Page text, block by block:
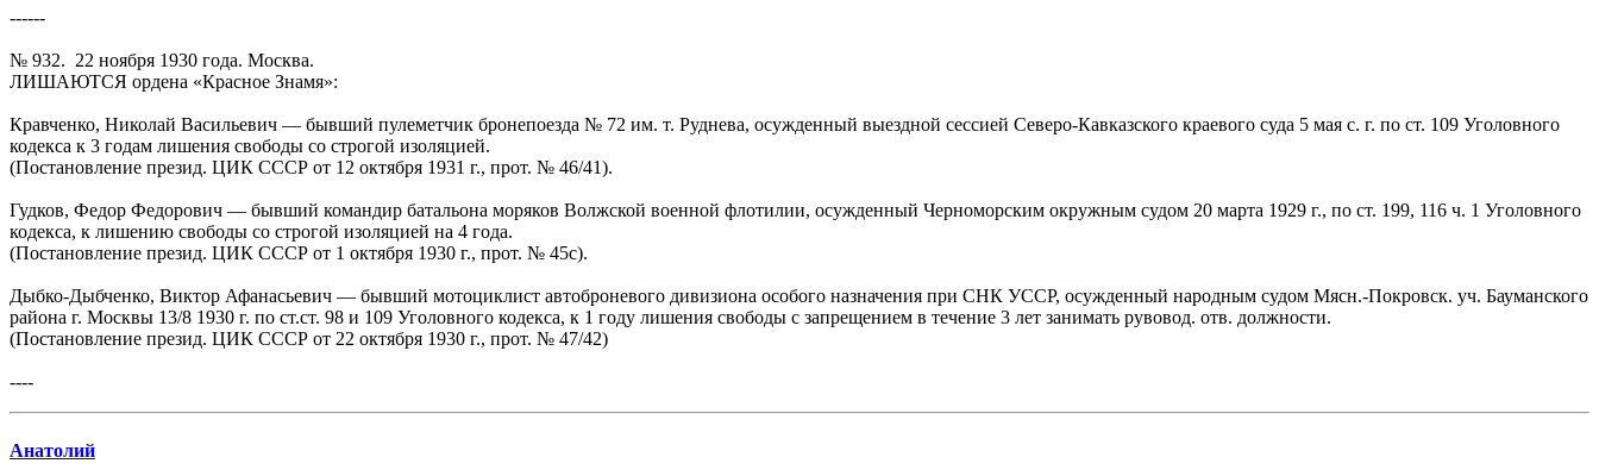
------
№ 932. 22 ноября 1930 года. Москва.
ЛИШАЮТСЯ ордена «Красное Знамя»:
Кравченко, Николай Васильевич — бывший пулеметчик бронепоезда № 72 им. т. Руднева, осужденный выездной сессией Северо-Кавказского краевого суда 5 мая с. г. по ст. 109 Уголовного
кодекса к 3 годам лишения свободы со стро­гой изоляцией.
(Постановление презид. ЦИК СССР от 12 октября 1931 г., прот. № 46/41).
Гудков, Федор Федорович — бывший командир батальона моряков Волжской военной флотилии, осужденный Черноморским окружным судом 20 марта 1929 г., по ст. 199, 116 ч. 1 Уголовного
кодекса, к лишению свободы со строгой изоля­цией на 4 года.
(Постановление презид. ЦИК СССР от 1 октября 1930 г., прот. № 45с).
Дыбко-Дыбченко, Виктор Афанасьевич — бывший мотоциклист автоброневого дивизиона особого назначения при СНК УССР, осужденный народным судом Мясн.-Покровск. уч. Бауманского
района г. Москвы 13/8 1930 г. по ст.ст. 98 и 109 Уголовного кодекса, к 1 году лишения свободы с запрещением в течение 3 лет занимать рувовод. отв. должности.
(Постановление презид. ЦИК СССР от 22 октября 1930 г., прот. № 47/42)
----
Анатолий